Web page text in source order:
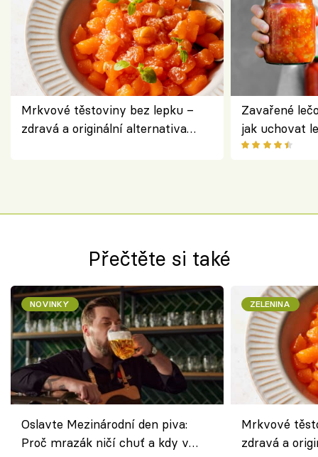
Mrkvové těstoviny bez lepku –
zdravá a originální alternativa
Zavařené
jak uchovat
Přečtěte si také
NOVINKY
Oslavte Mezinárodní den piva:
Proč mrazák ničí chuť a kdy v
ZELENINA
Mrkvové
zdravá a